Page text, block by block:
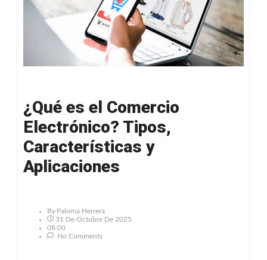
¿Qué es el Comercio
Electrónico? Tipos,
Características y
Aplicaciones
By Paloma Herrera
31 De Octubre De 2025
08:00
No Comments